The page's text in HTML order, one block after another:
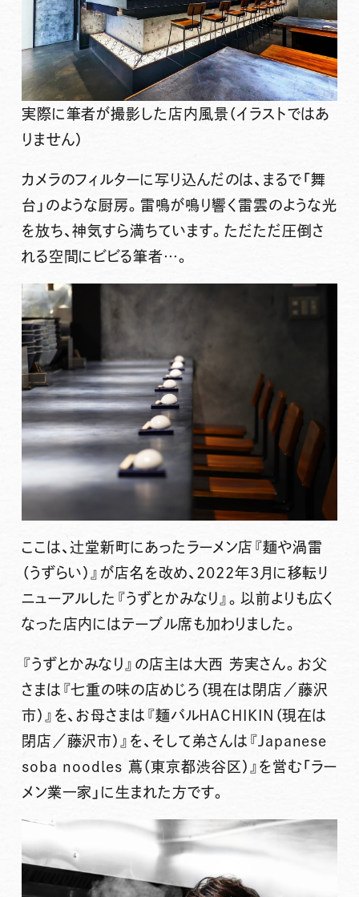
実際に筆者が撮影した店内風景（イラストではあ
りません）
カメラのフィルターに写り込んだのは、まるで「舞
台」のような厨房。雷鳴が鳴り響く雷雲のような光
を放ち、神気すら満ちています。ただただ圧倒さ
れる空間にビビる筆者…。
ここは、辻堂新町にあったラーメン店『麺や渦雷
（うずらい）』が店名を改め、2022年3月に移転リ
ニューアルした『うずとかみなり』。以前よりも広く
なった店内にはテーブル席も加わりました。
『うずとかみなり』の店主は大西 芳実さん。お父
さまは『七重の味の店めじろ（現在は閉店／藤沢
市）』を、お母さまは『麺バルHACHIKIN（現在は
閉店／藤沢市）』を、そして弟さんは『Japanese
soba noodles 蔦（東京都渋谷区）』を営む「ラー
メン業一家」に生まれた方です。